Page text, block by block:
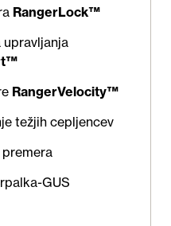
RangerLock™
RangerVelocity™
težjih cepljencev
GUS